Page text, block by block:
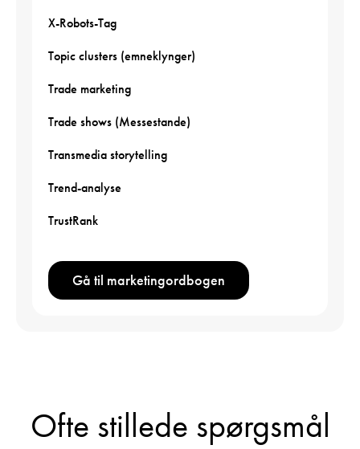
X-Robots-Tag
Topic clusters (emneklynger)
Trade marketing
Trade shows (Messestande)
Transmedia storytelling
Trend-analyse
TrustRank
Gå til marketingordbogen
Ofte stillede spørgsmål